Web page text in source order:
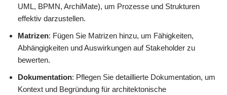
UML, BPMN, ArchiMate), um Prozesse und Strukturen
effektiv darzustellen.
Matrizen: Fügen Sie Matrizen hinzu, um Fähigkeiten,
Abhängigkeiten und Auswirkungen auf Stakeholder zu
bewerten.
Dokumentation: Pflegen Sie detaillierte Dokumentation, um
Kontext und Begründung für architektonische